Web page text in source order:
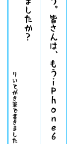
りいてがき筆で書きました